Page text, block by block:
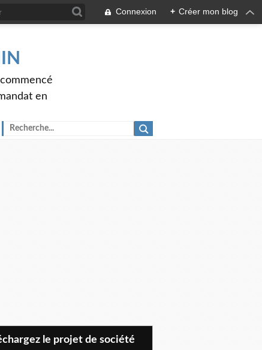
Connexion + Créer mon blog
en